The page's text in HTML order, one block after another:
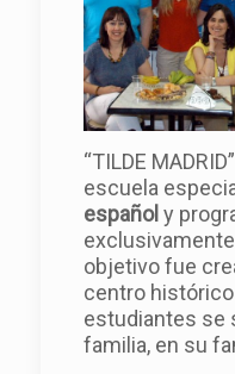
“TILDE
escuela
español y
objetivo fue
centro
estudiantes se
familia, en su